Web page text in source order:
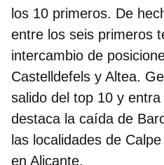
los 10 primeros. De
entre los seis primeros
intercambio de
Castelldefels y Altea.
salido del top 10 y
destaca la caída de
las localidades de
en Alicante.